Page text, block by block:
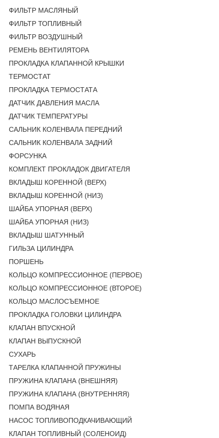
ФИЛЬТР МАСЛЯНЫЙ
ФИЛЬТР ТОПЛИВНЫЙ
ФИЛЬТР ВОЗДУШНЫЙ
РЕМЕНЬ ВЕНТИЛЯТОРА
ПРОКЛАДКА КЛАПАННОЙ КРЫШКИ
ТЕРМОСТАТ
ПРОКЛАДКА ТЕРМОСТАТА
ДАТЧИК ДАВЛЕНИЯ МАСЛА
ДАТЧИК ТЕМПЕРАТУРЫ
САЛЬНИК КОЛЕНВАЛА ПЕРЕДНИЙ
САЛЬНИК КОЛЕНВАЛА ЗАДНИЙ
ФОРСУНКА
КОМПЛЕКТ ПРОКЛАДОК ДВИГАТЕЛЯ
ВКЛАДЫШ КОРЕННОЙ (ВЕРХ)
ВКЛАДЫШ КОРЕННОЙ (НИЗ)
ШАЙБА УПОРНАЯ (ВЕРХ)
ШАЙБА УПОРНАЯ (НИЗ)
ВКЛАДЫШ ШАТУННЫЙ
ГИЛЬЗА ЦИЛИНДРА
ПОРШЕНЬ
КОЛЬЦО КОМПРЕССИОННОЕ (ПЕРВОЕ)
КОЛЬЦО КОМПРЕССИОННОЕ (ВТОРОЕ)
КОЛЬЦО МАСЛОСЪЕМНОЕ
ПРОКЛАДКА ГОЛОВКИ ЦИЛИНДРА
КЛАПАН ВПУСКНОЙ
КЛАПАН ВЫПУСКНОЙ
СУХАРЬ
ТАРЕЛКА КЛАПАННОЙ ПРУЖИНЫ
ПРУЖИНА КЛАПАНА (ВНЕШНЯЯ)
ПРУЖИНА КЛАПАНА (ВНУТРЕННЯЯ)
ПОМПА ВОДЯНАЯ
НАСОС ТОПЛИВОПОДКАЧИВАЮЩИЙ
КЛАПАН ТОПЛИВНЫЙ (СОЛЕНОИД)